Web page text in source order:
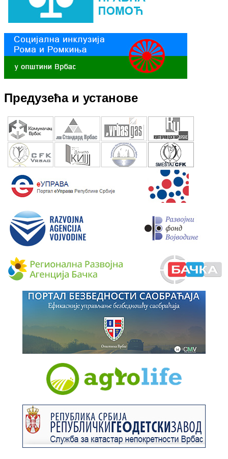
Предузећа и установе